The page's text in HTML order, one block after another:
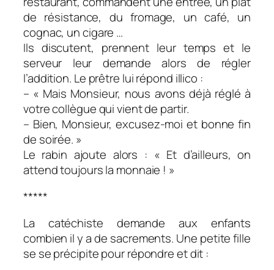
de résistance, du fromage, un café, un
cognac, un cigare …
Ils discutent, prennent leur temps et le
serveur leur demande alors de régler
l’addition. Le prêtre lui répond illico :
– « Mais Monsieur, nous avons déjà réglé à
votre collègue qui vient de partir.
– Bien, Monsieur, excusez-moi et bonne fin
de soirée. »
Le rabin ajoute alors : « Et d’ailleurs, on
attend toujours la monnaie ! »
*****
La catéchiste demande aux enfants
combien il y a de sacrements. Une petite fille
se se précipite pour répondre et dit :